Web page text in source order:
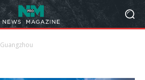
Guangzhou